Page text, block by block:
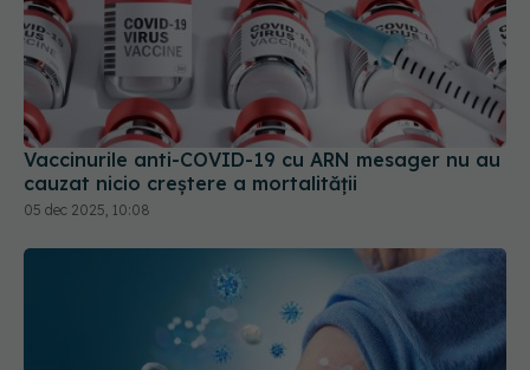
Vaccinurile anti-COVID-19 cu ARN mesager nu au
cauzat nicio creştere a mortalităţii
05 dec 2025, 10:08